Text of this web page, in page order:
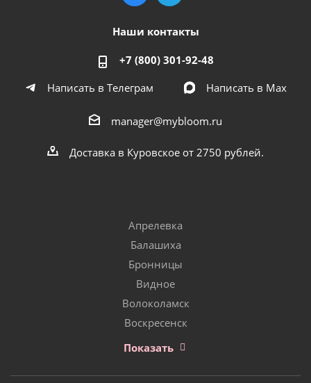
Наши контакты
+7 (800) 301-92-48
Написать в Телеграм
Написать в Мах
manager@mybloom.ru
Доставка в Куровское от 2750 рублей.
Апрелевка
Балашиха
Бронницы
Видное
Волоколамск
Воскресенск
Показать